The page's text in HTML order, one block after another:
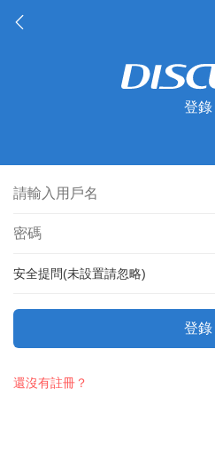
登錄
安全提問(未設置請忽略)
登錄
還沒有註冊？